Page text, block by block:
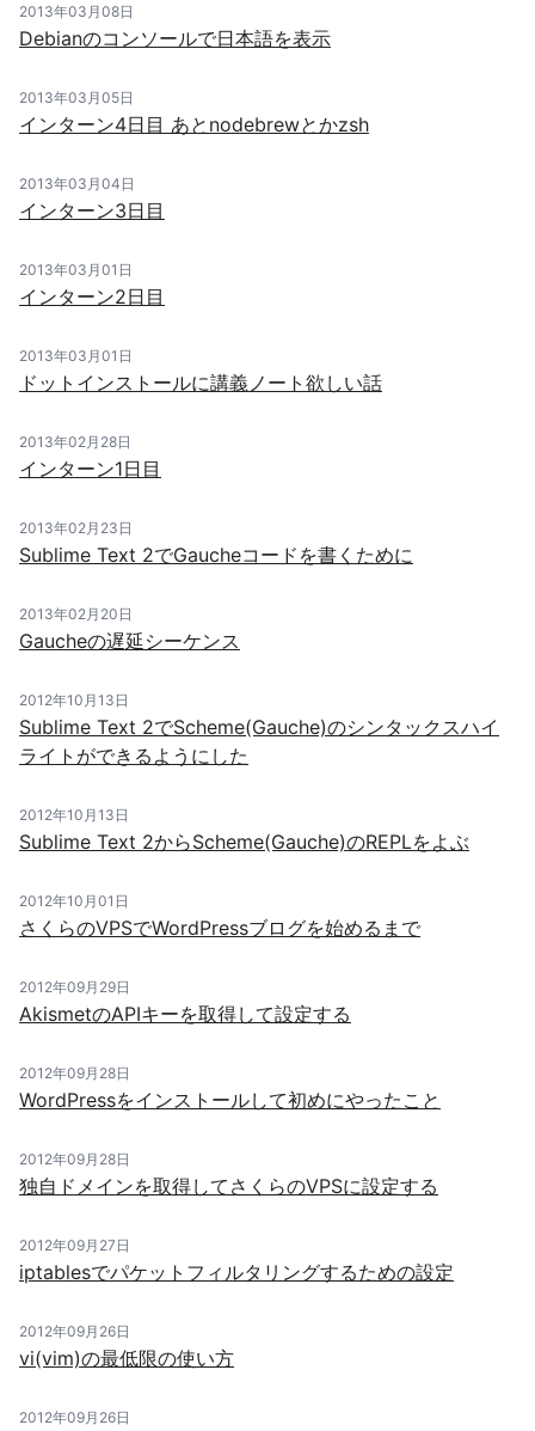
2013年03月08日
Debianのコンソールで日本語を表示
2013年03月05日
インターン4日目 あとnodebrewとかzsh
2013年03月04日
インターン3日目
2013年03月01日
インターン2日目
2013年03月01日
ドットインストールに講義ノート欲しい話
2013年02月28日
インターン1日目
2013年02月23日
Sublime Text 2でGaucheコードを書くために
2013年02月20日
Gaucheの遅延シーケンス
2012年10月13日
Sublime Text 2でScheme(Gauche)のシンタックスハイ
ライトができるようにした
2012年10月13日
Sublime Text 2からScheme(Gauche)のREPLをよぶ
2012年10月01日
さくらのVPSでWordPressブログを始めるまで
2012年09月29日
AkismetのAPIキーを取得して設定する
2012年09月28日
WordPressをインストールして初めにやったこと
2012年09月28日
独自ドメインを取得してさくらのVPSに設定する
2012年09月27日
iptablesでパケットフィルタリングするための設定
2012年09月26日
vi(vim)の最低限の使い方
2012年09月26日